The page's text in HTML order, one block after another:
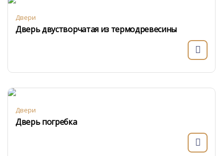
Двери
Дверь двустворчатая из термодревесины
Двери
Дверь погребка